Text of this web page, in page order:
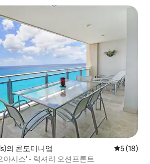
의 콘도미니엄 평점 5점
5 (18)
아시스' - 럭셔리 오션프론트